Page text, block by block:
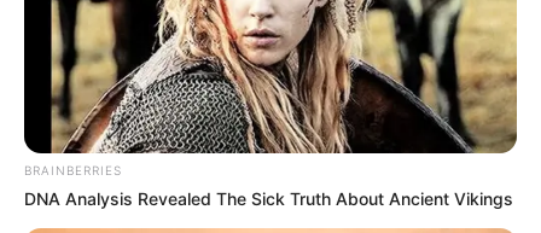
BRAINBERRIES
DNA Analysis Revealed The Sick Truth About Ancient Vikings